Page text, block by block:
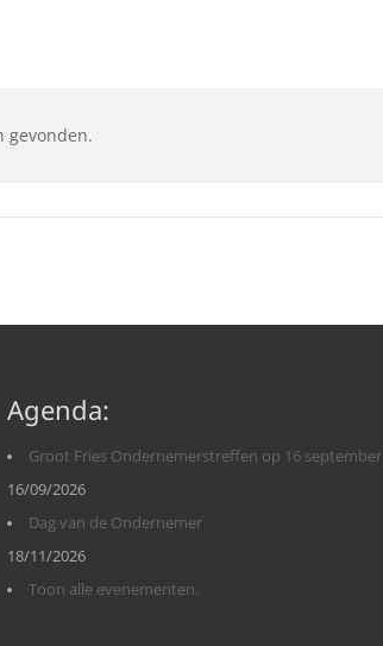
gevonden.
Agenda:
Groot Fries Ondernemerstreffen op 16 september
16/09/2026
Dag van de Ondernemer
18/11/2026
Toon alle evenementen.